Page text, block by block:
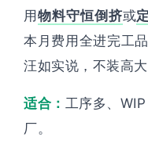
用 物料守恒倒挤或
本月费用全进完工
汪如实说，不装高大
适合： 工序多、
厂。